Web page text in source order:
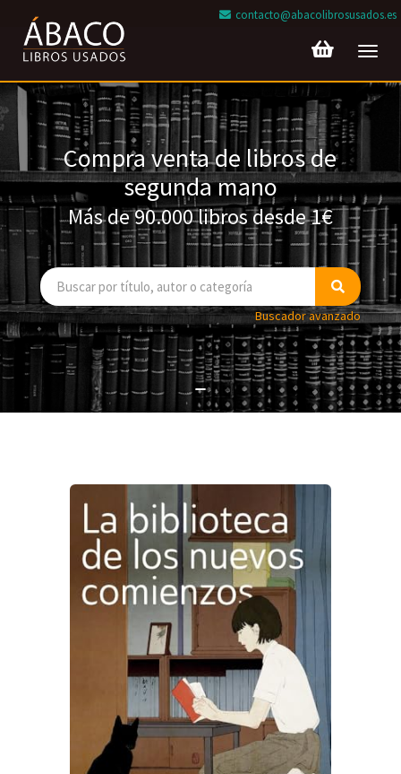
contacto@abacolibrosusados.es
Compra venta de libros de
segunda mano
Más de 90.000 libros desde 1€
Buscador avanzado